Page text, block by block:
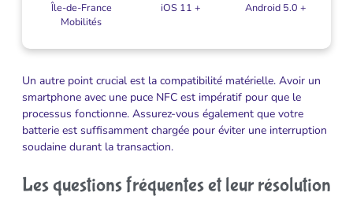
Île-de-France
Mobilités
iOS 11 + Android 5.0 +
Un autre point crucial est la compatibilité matérielle. Avoir un
smartphone avec une puce NFC est impératif pour que le
processus fonctionne. Assurez-vous également que votre
batterie est suffisamment chargée pour éviter une interruption
soudaine durant la transaction.
Les questions fréquentes et leur résolution